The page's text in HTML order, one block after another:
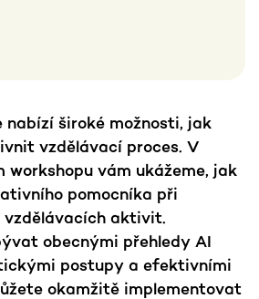
nabízí široké možnosti, jak
vzdělávací proces. V
vám ukážeme, jak
pomocníka při
vzdělávacích aktivit.
obecnými přehledy AI
postupy a efektivními
okamžitě implementovat